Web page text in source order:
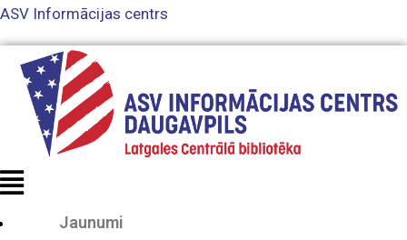
ASV Informācijas centrs
Jaunumi